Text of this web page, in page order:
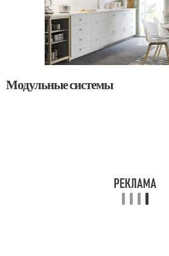
Модульные системы